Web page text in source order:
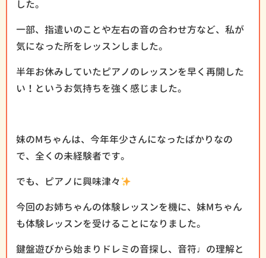
した。
一部、指遣いのことや左右の音の合わせ方など、私が
気になった所をレッスンしました。
半年お休みしていたピアノのレッスンを早く再開した
い！というお気持ちを強く感じました。
妹のMちゃんは、今年年少さんになったばかりなの
で、全くの未経験者です。
でも、ピアノに興味津々
今回のお姉ちゃんの体験レッスンを機に、妹Mちゃん
も体験レッスンを受けることになりました。
鍵盤遊びから始まりドレミの音探し、音符♩の理解と